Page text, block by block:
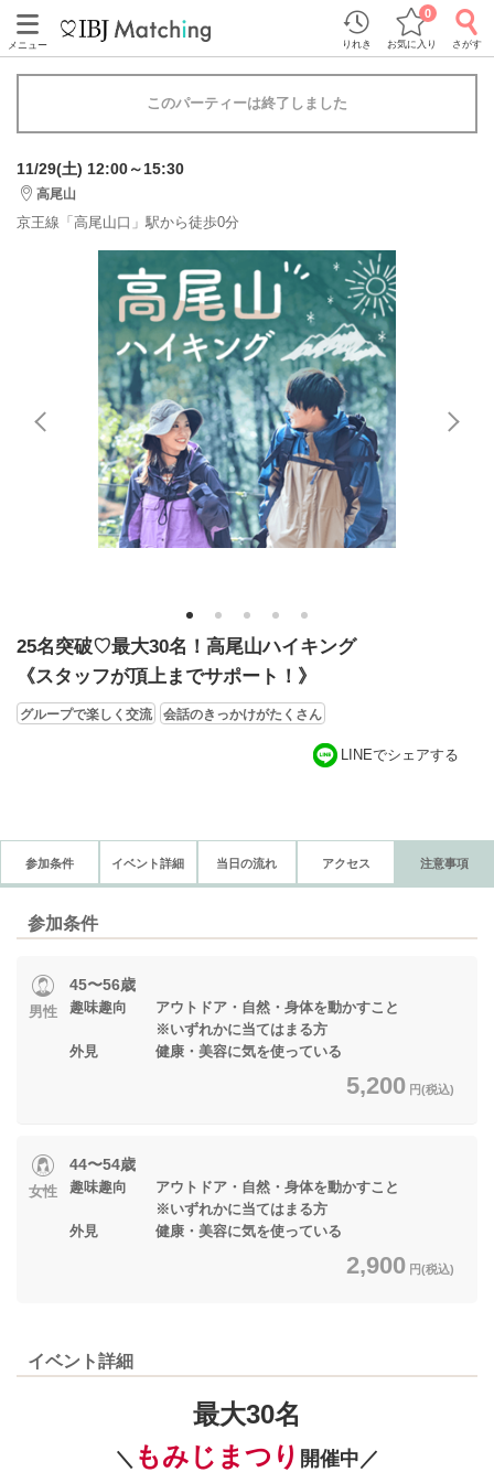
メニュー りれき お気に入り
0
さがす
このパーティーは終了しました
11/29(土) 12:00～15:30
高尾山
京王線「高尾山口」駅から徒歩0分
1 2 3 4 5
25名突破♡最大30名！高尾山ハイキング
《スタッフが頂上までサポート！》
グループで楽しく交流 会話のきっかけがたくさん
LINEでシェアする
参加条件 イベント詳細 当日の流れ アクセス 注意事項
参加条件
男性
45〜56歳
趣味趣向 アウトドア・自然・身体を動かすこと
※いずれかに当てはまる方
外見 健康・美容に気を使っている
5,200 円(税込)
女性
44〜54歳
趣味趣向 アウトドア・自然・身体を動かすこと
※いずれかに当てはまる方
外見 健康・美容に気を使っている
2,900 円(税込)
イベント詳細
最大30名
＼ もみじまつり 開催中／